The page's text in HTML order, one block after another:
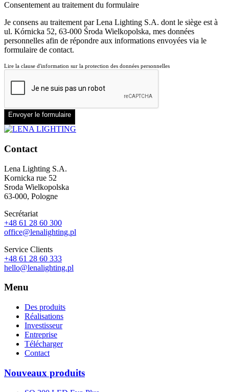
Consentement au traitement du formulaire
Je consens au traitement par Lena Lighting S.A. dont le siège est à
ul. Kórnicka 52, 63-000 Środa Wielkopolska, mes données
personnelles afin de répondre aux informations envoyées via le
formulaire de contact.
Lire la clause d'information sur la protection des données personnelles
Envoyer le formulaire
Contact
Lena Lighting S.A.
Kornicka rue 52
Sroda Wielkopolska
63-000, Pologne
Secrétariat
+48 61 28 60 300
office@lenalighting.pl
Service Clients
+48 61 28 60 333
hello@lenalighting.pl
Menu
Des produits
Réalisations
Investisseur
Entreprise
Télécharger
Contact
Nouveaux produits